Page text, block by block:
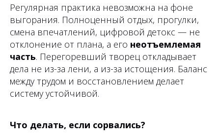
Регулярная практика невозможна на фоне
выгорания. Полноценный отдых, прогулки,
смена впечатлений, цифровой детокс — не
отклонение от плана, а его неотъемлемая
часть. Перегоревший творец откладывает
дела не из-за лени, а из-за истощения. Баланс
между трудом и восстановлением делает
систему устойчивой.
Что делать, если сорвались?